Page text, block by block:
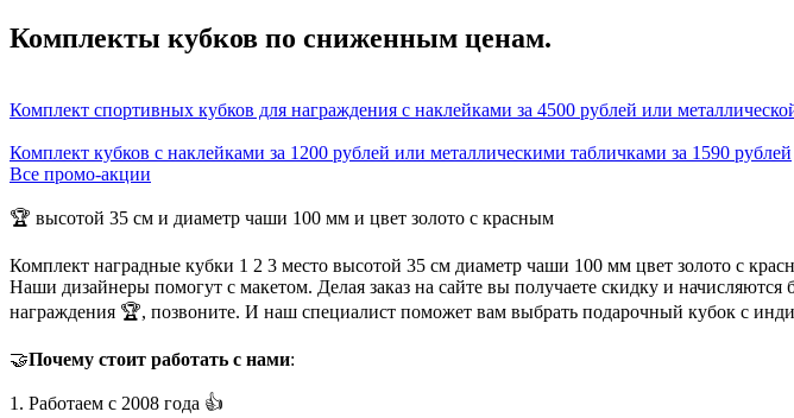
Комплекты кубков по сниженным ценам.
Комплект спортивных кубков для награждения с наклейками за 4500 рублей или
Комплект кубков с наклейками за 1200 рублей или металлическими табличками за 1590 рублей
Все промо-акции
🏆 высотой 35 см и диаметр чаши 100 мм и цвет золото с красным
Комплект наградные кубки 1 2 3 место высотой 35 см диаметр чаши 100 мм цвет золото с
Наши дизайнеры помогут с макетом. Делая заказ на сайте вы получаете скидку и
награждения 🏆, позвоните. И наш специалист поможет вам выбрать подарочный кубок с
🤝Почему стоит работать с нами:
1. Работаем с 2008 года 👍